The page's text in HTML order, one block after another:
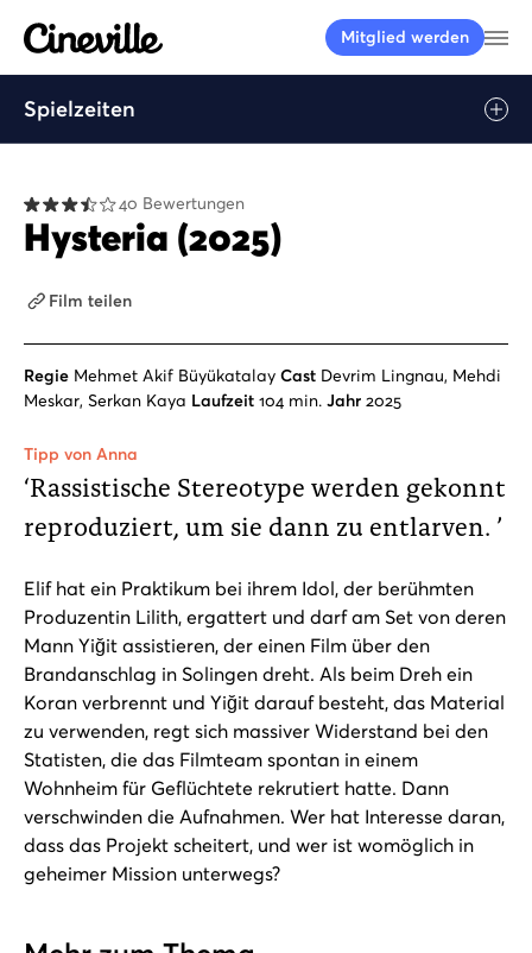
Cineville Logo
Mitglied werden
Spielzeiten
40 Bewertungen
Hysteria (2025)
Film teilen
Regie Mehmet Akif Büyükatalay Cast Devrim Lingnau, Mehdi
Meskar, Serkan Kaya Laufzeit 104 min. Jahr 2025
Tipp von Anna
‘Rassistische Stereotype werden gekonnt
reproduziert, um sie dann zu entlarven. ’
Elif hat ein Praktikum bei ihrem Idol, der berühmten
Produzentin Lilith, ergattert und darf am Set von deren
Mann Yiğit assistieren, der einen Film über den
Brandanschlag in Solingen dreht. Als beim Dreh ein
Koran verbrennt und Yiğit darauf besteht, das Material
zu verwenden, regt sich massiver Widerstand bei den
Statisten, die das Filmteam spontan in einem
Wohnheim für Geflüchtete rekrutiert hatte. Dann
verschwinden die Aufnahmen. Wer hat Interesse daran,
dass das Projekt scheitert, und wer ist womöglich in
geheimer Mission unterwegs?